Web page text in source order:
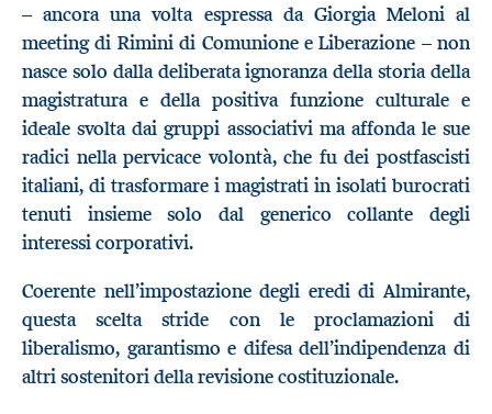
– ancora una volta espressa da Giorgia Meloni al
meeting di Rimini di Comunione e Liberazione – non
nasce solo dalla deliberata ignoranza della storia della
magistratura e della positiva funzione culturale e
ideale svolta dai gruppi associativi ma affonda le sue
radici nella pervicace volontà, che fu dei postfascisti
italiani, di trasformare i magistrati in isolati burocrati
tenuti insieme solo dal generico collante degli
interessi corporativi.
Coerente nell’impostazione degli eredi di Almirante,
questa scelta stride con le proclamazioni di
liberalismo, garantismo e difesa dell’indipendenza di
altri sostenitori della revisione costituzionale.